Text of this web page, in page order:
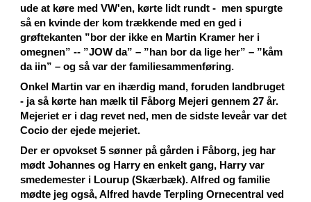
ude at køre med VW'en, kørte lidt rundt - men spurgte
så en kvinde der kom trækkende med en ged i
grøftekanten ”bor der ikke en Martin Kramer her i
omegnen” -- ”JOW da” – ”han bor da lige her” – ”kåm
da iin” – og så var der familiesammenføring.
Onkel Martin var en ihærdig mand, foruden landbruget
- ja så kørte han mælk til Fåborg Mejeri gennem 27 år.
Mejeriet er i dag revet ned, men de sidste leveår var det
Cocio der ejede mejeriet.
Der er opvokset 5 sønner på gården i Fåborg, jeg har
mødt Johannes og Harry en enkelt gang, Harry var
smedemester i Lourup (Skærbæk). Alfred og familie
mødte jeg også, Alfred havde Terpling Ornecentral ved